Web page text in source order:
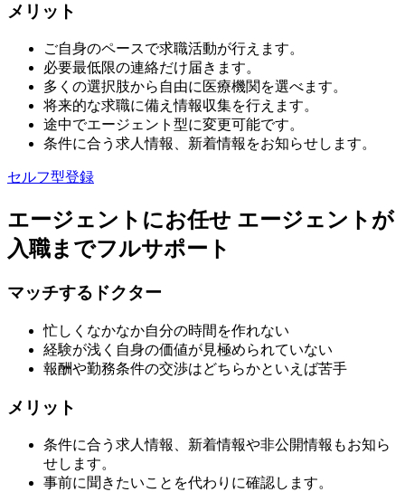
メリット
ご自身のペースで求職活動が行えます。
必要最低限の連絡だけ届きます。
多くの選択肢から自由に医療機関を選べます。
将来的な求職に備え情報収集を行えます。
途中でエージェント型に変更可能です。
条件に合う求人情報、新着情報をお知らせします。
セルフ型登録
エージェントにお任せ エージェントが
入職までフルサポート
マッチするドクター
忙しくなかなか自分の時間を作れない
経験が浅く自身の価値が見極められていない
報酬や勤務条件の交渉はどちらかといえば苦手
メリット
条件に合う求人情報、新着情報や非公開情報もお知ら
せします。
事前に聞きたいことを代わりに確認します。